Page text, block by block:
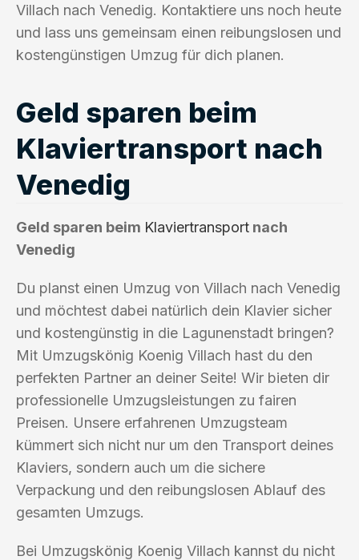
Villach nach Venedig. Kontaktiere uns noch heute
und lass uns gemeinsam einen reibungslosen und
kostengünstigen Umzug für dich planen.
Geld sparen beim
Klaviertransport nach
Venedig
Geld sparen beim Klaviertransport nach
Venedig
Du planst einen Umzug von Villach nach Venedig
und möchtest dabei natürlich dein Klavier sicher
und kostengünstig in die Lagunenstadt bringen?
Mit Umzugskönig Koenig Villach hast du den
perfekten Partner an deiner Seite! Wir bieten dir
professionelle Umzugsleistungen zu fairen
Preisen. Unsere erfahrenen Umzugsteam
kümmert sich nicht nur um den Transport deines
Klaviers, sondern auch um die sichere
Verpackung und den reibungslosen Ablauf des
gesamten Umzugs.
Bei Umzugskönig Koenig Villach kannst du nicht